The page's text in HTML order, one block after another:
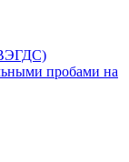
пробами на